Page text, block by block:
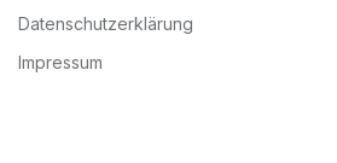
Datenschutzerklärung
Impressum